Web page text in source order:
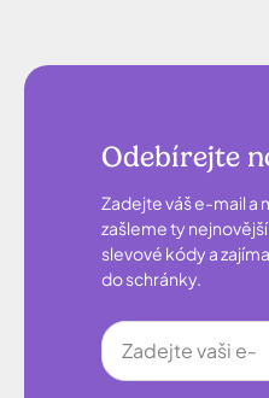
Odebírejte
Zadejte váš e-mail a
zašleme ty
slevové kódy a
do schránky.